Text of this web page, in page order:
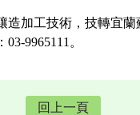
造加工技術，技轉宜蘭
9965111。
回上一頁